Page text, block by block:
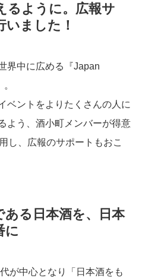
るように。広報サ
いました！
界中に広める『Japan
ベントをよりたくさんの人に
よう、酒小町メンバーが得意
し、広報のサポートもおこ
ある日本酒を、日本
に
が中心となり「日本酒をも